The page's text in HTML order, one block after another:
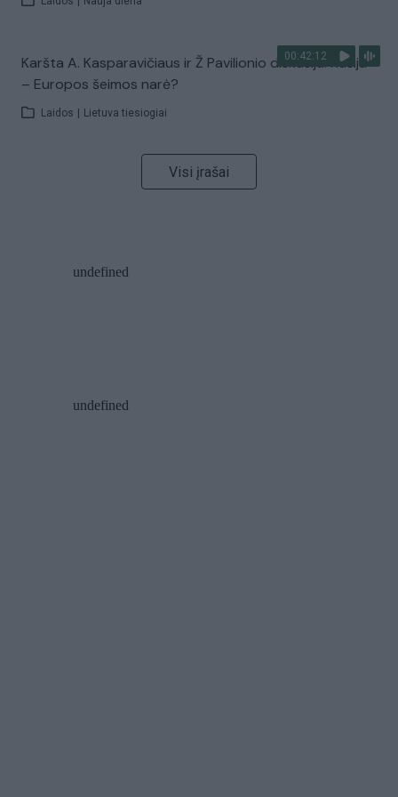
00:42:12
Karšta A. Kasparavičiaus ir Ž Pavilionio diskusija: Rusija
– Europos šeimos narė?
Laidos Lietuva tiesiogiai
Visi įrašai